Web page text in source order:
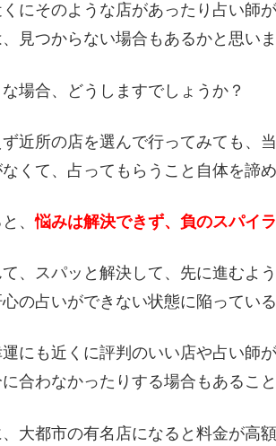
にそのような店があったり占い師
見つからない場合もあるかと思いま
場合、どうしますでしょうか？
ず近所の店を選んで行ってみても、
くて、占ってもらうこと自体を諦
、悩みは解決できず、負のスパイ
、スパッと解決して、先に進むよ
の占いができない状態に陥ってい
運にも近くに評判のいい店や占い師
合わなかったりする場合もあること
大都市の有名店になると料金が高